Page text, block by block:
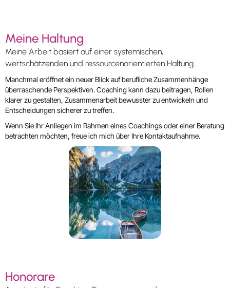
Meine Haltung
Meine Arbeit basiert auf einer systemischen,
wertschätzenden und ressourcenorientierten Haltung.
Manchmal eröffnet ein neuer Blick auf berufliche Zusammenhänge
überraschende Perspektiven. Coaching kann dazu beitragen, Rollen
klarer zu gestalten, Zusammenarbeit bewusster zu entwickeln und
Entscheidungen sicherer zu treffen.
Wenn Sie Ihr Anliegen im Rahmen eines Coachings oder einer Beratung
betrachten möchten, freue ich mich über Ihre Kontaktaufnahme.
Honorare